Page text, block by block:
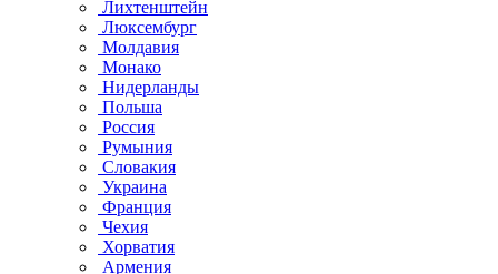
Лихтенштейн
Люксембург
Молдавия
Монако
Нидерланды
Польша
Россия
Румыния
Словакия
Украина
Франция
Чехия
Хорватия
Армения